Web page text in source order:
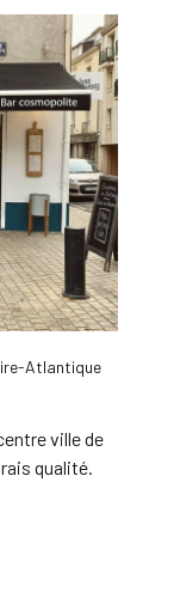
Atlantique
ville de
qualité.